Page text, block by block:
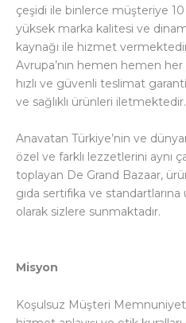
çeşidi ile binlerce müşteriye 10
yüksek marka kalitesi ve
kaynağı ile hizmet
Avrupa’nın hemen hemen her
hızlı ve güvenli teslimat
ve sağlıklı ürünleri iletmektedir.
Anavatan Türkiye’nin ve
özel ve farklı lezzetlerini aynı
toplayan De Grand Bazaar,
gıda sertifika ve standartlarına
olarak sizlere sunmaktadır.
Misyon
Koşulsuz Müşteri